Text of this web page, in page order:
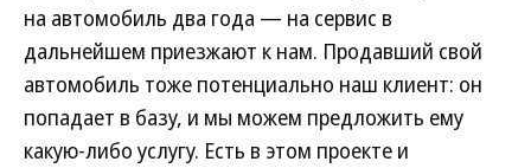
на автомобиль два года — на сервис в
дальнейшем приезжают к нам. Продавший свой
автомобиль тоже потенциально наш клиент: он
попадает в базу, и мы можем предложить ему
какую-либо услугу. Есть в этом проекте и